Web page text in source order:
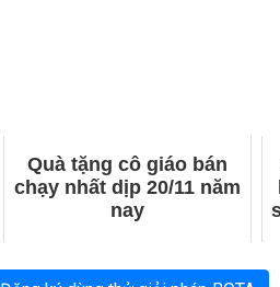
Quà tặng cô giáo bán
chạy nhất dịp 20/11 năm
nay